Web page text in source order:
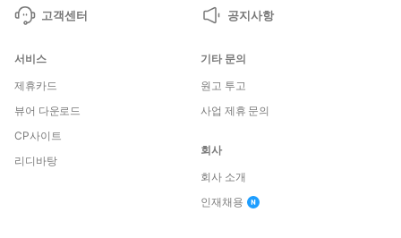
고객센터 공지사항
서비스
제휴카드
뷰어 다운로드
CP사이트
리디바탕
기타 문의
원고 투고
사업 제휴 문의
회사
회사 소개
인재채용